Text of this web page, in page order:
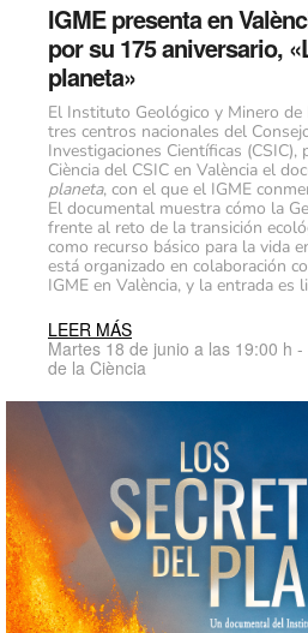
IGME presenta en
por su 175 aniversario,
planeta»
El Instituto Geológico y Minero de
tres centros nacionales del
Investigaciones Científicas (CSIC),
Ciència del CSIC en València el
planeta, con el que el IGME
El documental muestra cómo la
frente al reto de la transición
como recurso básico para la vida
está organizado en colaboración
IGME en València, y la entrada
LEER MÁS
Martes 18 de junio a las 19:00 h
de la Ciència